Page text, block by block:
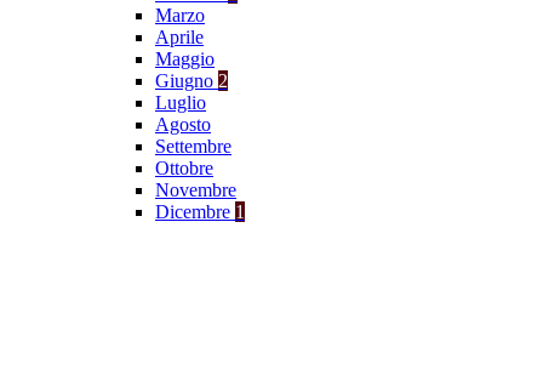
Marzo
Aprile
Maggio
Giugno 2
Luglio
Agosto
Settembre
Ottobre
Novembre
Dicembre 1